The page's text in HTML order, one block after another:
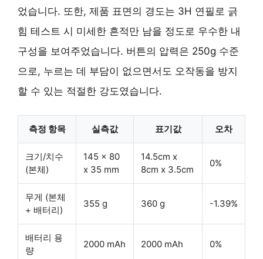
었습니다. 또한, 제품 표면의 경도는 3H 연필로 긁
힘 테스트 시 미세한 흔적만 남을 정도로 우수한 내
구성을 보여주었습니다. 버튼의 압력은 250g 수준
으로, 누르는 데 부담이 없으면서도 오작동을 방지
할 수 있는 적절한 강도였습니다.
측정 항목 실측값 표기값 오차
크기/치수
(본체)
145 x 80
x 35 mm
14.5cm x
8cm x 3.5cm
0%
무게 (본체
+ 배터리)
355 g 360 g -1.39%
배터리 용
량
2000 mAh 2000 mAh 0%